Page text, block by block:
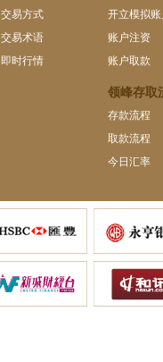
交易方式
交易术语
即时行情
开立模拟账
账户注资
账户取款
领峰存取
存款流程
取款流程
今日汇率